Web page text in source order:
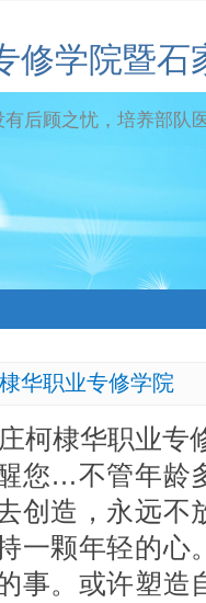
修学院暨
后顾之忧，培养部队
华职业专修学院
柯棣华职业专
您…不管年龄
创造，永远不
一颗年轻的心
事。或许塑造